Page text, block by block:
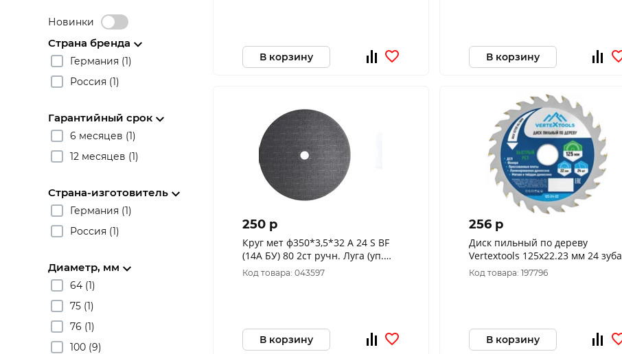
Новинки
Страна бренда
Германия (1)
Россия (1)
Гарантийный срок
6 месяцев (1)
12 месяцев (1)
Страна-изготовитель
Германия (1)
Россия (1)
Диаметр, мм
64 (1)
75 (1)
76 (1)
100 (9)
В корзину В корзину
250 p
Круг мет ф350*3,5*32 A 24 S BF
(14А БУ) 80 2ст ручн. Луга (уп.
20шт) D11003503235010
Код товара: 043597
В корзину
256 p
Диск пильный по дереву
Vertextools 125х22.23 мм 24 зуба
Код товара: 197796
В корзину